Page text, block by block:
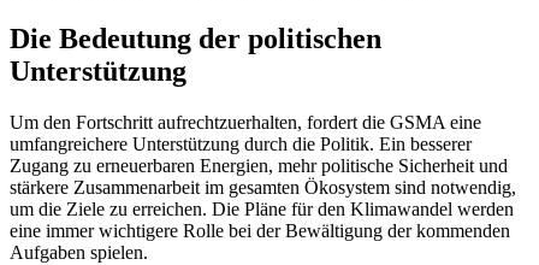
Die Bedeutung der politischen
Unterstützung
Um den Fortschritt aufrechtzuerhalten, fordert die GSMA eine
umfangreichere Unterstützung durch die Politik. Ein besserer
Zugang zu erneuerbaren Energien, mehr politische Sicherheit und
stärkere Zusammenarbeit im gesamten Ökosystem sind notwendig,
um die Ziele zu erreichen. Die Pläne für den Klimawandel werden
eine immer wichtigere Rolle bei der Bewältigung der kommenden
Aufgaben spielen.